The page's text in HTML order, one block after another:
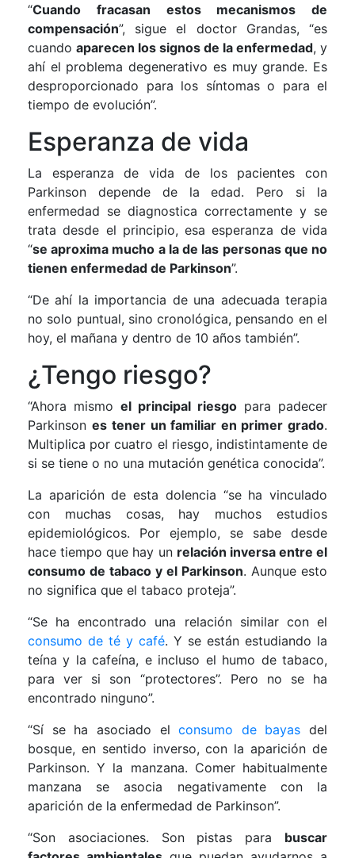
“Cuando fracasan estos mecanismos de
compensación”, sigue el doctor Grandas, “es
cuando aparecen los signos de la enfermedad, y
ahí el problema degenerativo es muy grande. Es
desproporcionado para los síntomas o para el
tiempo de evolución”.
Esperanza de vida
La esperanza de vida de los pacientes con
Parkinson depende de la edad. Pero si la
enfermedad se diagnostica correctamente y se
trata desde el principio, esa esperanza de vida
“se aproxima mucho a la de las personas que no
tienen enfermedad de Parkinson”.
“De ahí la importancia de una adecuada terapia
no solo puntual, sino cronológica, pensando en el
hoy, el mañana y dentro de 10 años también”.
¿Tengo riesgo?
“Ahora mismo el principal riesgo para padecer
Parkinson es tener un familiar en primer grado.
Multiplica por cuatro el riesgo, indistintamente de
si se tiene o no una mutación genética conocida”.
La aparición de esta dolencia “se ha vinculado
con muchas cosas, hay muchos estudios
epidemiológicos. Por ejemplo, se sabe desde
hace tiempo que hay un relación inversa entre el
consumo de tabaco y el Parkinson. Aunque esto
no significa que el tabaco proteja”.
“Se ha encontrado una relación similar con el
consumo de té y café. Y se están estudiando la
teína y la cafeína, e incluso el humo de tabaco,
para ver si son “protectores”. Pero no se ha
encontrado ninguno”.
“Sí se ha asociado elconsumo de bayas del
bosque, en sentido inverso, con la aparición de
Parkinson. Y la manzana. Comer habitualmente
manzana se asocia negativamente con la
aparición de la enfermedad de Parkinson”.
“Son asociaciones. Son pistas para buscar